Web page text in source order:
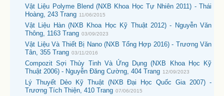
Vật Liệu Polyme Blend (NXB Khoa Học Tự Nhiên 2011) - Thái
Hoàng, 243 Trang 11/06/2015
Vật Liệu Hàn (NXB Khoa Học Kỹ Thuật 2012) - Nguyễn Văn
Thông, 1163 Trang 03/09/2023
Vật Liệu Và Thiết Bị Nano (NXB Tổng Hợp 2016) - Trương Văn
Tân, 355 Trang 03/11/2016
Compozit Sợi Thủy Tinh Và Ứng Dụng (NXB Khoa Học Kỹ
Thuật 2006) - Nguyễn Đăng Cường, 404 Trang 12/09/2023
Lý Thuyết Dẻo Kỹ Thuật (NXB Đại Học Quốc Gia 2007) -
Trương Tích Thiện, 410 Trang 07/06/2015